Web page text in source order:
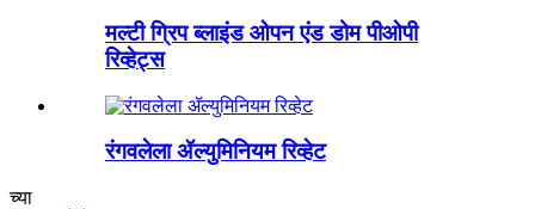
मल्टी ग्रिप ब्लाइंड ओपन एंड डोम पीओपी
रिव्हेट्स
रंगवलेला ॲल्युमिनियम रिव्हेट
च्या